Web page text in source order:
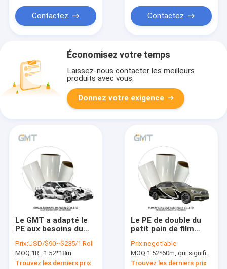
Contactez Contactez
Économisez votre temps
Laissez-nous contacter les meilleurs
produits avec vous.
Donnez votre exigence
Le GMT a adapté le
PE aux besoins du
160g de film
d'impression de
Digital a enduit le
Prix:USD/$90~$235/1 Roll
MOQ:1R : 1.52*18m
Trouvez les derniers prix
Le PE de double du
petit pain de film
voiture de résistant
à l'eau de Hoker de
région sauvage 160g
Prix:negotiable
MOQ:1.52*60m, qui signifie 3 rouleaux de 1.52*20m
Trouvez les derniers prix